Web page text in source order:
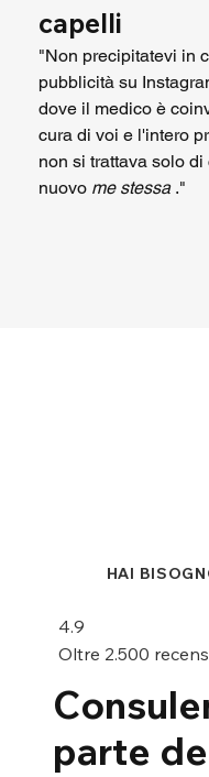
capelli
"Non precipitatevi in
pubblicità su
dove il medico è
cura di voi e l'intero
non si trattava solo
nuovo me stessa ."
HAI
4.9
Oltre 2.500
parte